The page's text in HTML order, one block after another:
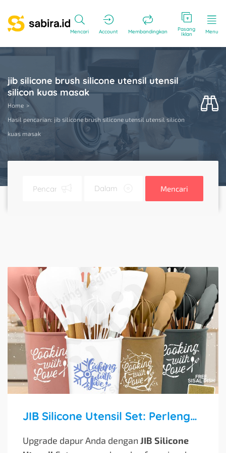
Mencari Account Membandingkan Pasang
Iklan Menu
jib silicone brush silicone utensil utensil
silicon kuas masak
Home
Hasil pencarian: jib silicone brush silicone utensil utensil silicon
kuas masak
Mencari
JIB Silicone Utensil Set: Perlengkapan Masak Modern & Lengkap dengan Tempatnya
Upgrade dapur Anda dengan JIB Silicone